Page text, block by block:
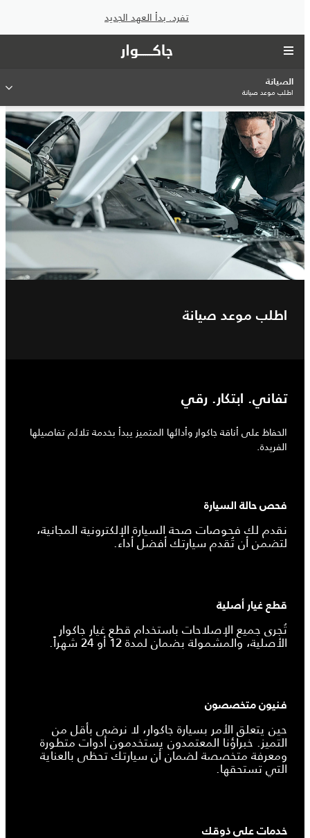
تفرد. بدأ العهد الجديد
الصيانة
اطلب موعد صيانة
اطلب موعد صيانة
تفاني. ابتكار. رقي
الحفاظ على أناقة جاكوار وأدائها المتميز يبدأ بخدمة تلائم تفاصيلها
الفريدة.
فحص حالة السيارة
نقدم لك فحوصات صحة السيارة الإلكترونية المجانية،
لتضمن أن تُقدم سيارتك أفضل أداء.
قطع غيار أصلية
تُجرى جميع الإصلاحات باستخدام قطع غيار جاكوار
الأصلية، والمشمولة بضمان لمدة 12 أو 24 شهراً.
فنيون متخصصون
حين يتعلق الأمر بسيارة جاكوار، لا نرضى بأقل من
التميز. خبراؤنا المعتمدون يستخدمون أدوات متطورة
ومعرفة متخصصة لضمان أن سيارتك تحظى بالعناية
التي تستحقها.
خدمات على ذوقك